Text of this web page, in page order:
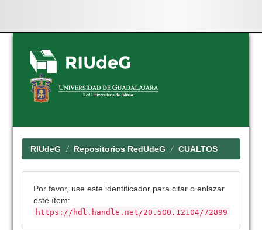
Skip
navigation
RIUdeG Repositorios RedUdeG CUALTOS
Por favor, use este identificador para citar o enlazar
este ítem:
https://hdl.handle.net/20.500.12104/72899